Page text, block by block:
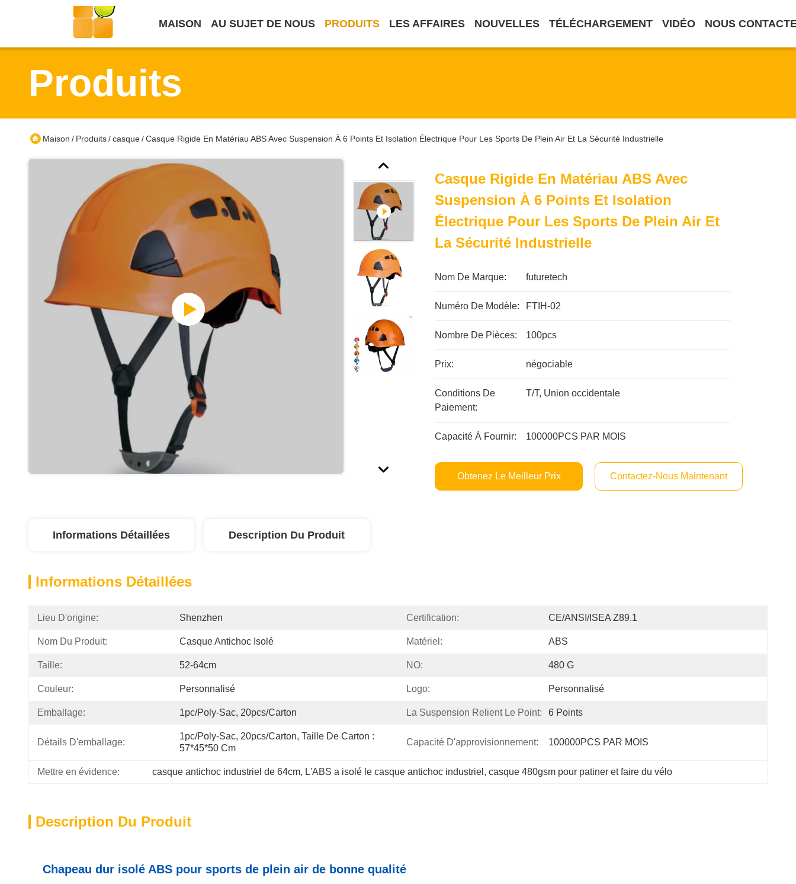
MAISON AU SUJET DE NOUS PRODUITS LES AFFAIRES NOUVELLES TÉLÉCHARGEMENT VIDÉO NOUS
Produits
Maison / Produits/casque/Casque Rigide En Matériau ABS Avec Suspension À 6 Points Et Isolation Électrique Pour Les Sports De Plein Air Et La Sécurité Industrielle
Casque Rigide En Matériau ABS Avec
Suspension À 6 Points Et Isolation
Électrique Pour Les Sports De Plein Air Et
La Sécurité Industrielle
Nom De Marque: futuretech
Numéro De Modèle: FTIH-02
Nombre De Pièces: 100pcs
Prix: négociable
Conditions De
Paiement:
T/T, Union occidentale
Capacité À Fournir: 100000PCS PAR MOIS
Obtenez Le Meilleur Prix Contactez-Nous Maintenant
Informations Détaillées Description Du Produit
Informations Détaillées
Lieu D'origine: Shenzhen Certification: CE/ANSI/ISEA Z89.1
Nom Du Produit: Casque Antichoc Isolé Matériel: ABS
Taille: 52-64cm NO: 480 G
Couleur: Personnalisé Logo: Personnalisé
Emballage: 1pc/poly-Sac, 20pcs/Carton La Suspension Relient Le Point: 6 Points
Détails D'emballage:
1pc/poly-Sac, 20pcs/Carton, Taille De Carton :
57*45*50 Cm
Capacité D'approvisionnement: 100000PCS PAR MOIS
Mettre en évidence: casque antichoc industriel de 64cm, L'ABS a isolé le casque antichoc industriel , casque 480gsm pour patiner et faire du vélo
Description Du Produit
Chapeau dur isolé ABS pour sports de plein air de bonne qualité